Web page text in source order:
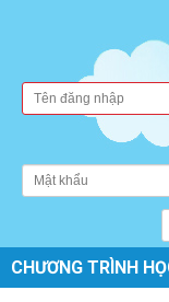
CHƯƠNG TRÌNH